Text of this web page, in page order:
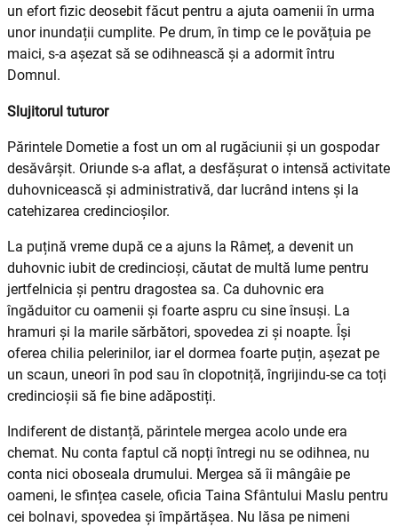
un efort fizic deosebit făcut pentru a ajuta oamenii în urma
unor inundații cumplite. Pe drum, în timp ce le povățuia pe
maici, s-a așezat să se odihnească și a adormit întru
Domnul.
Slujitorul tuturor
Părintele Dometie a fost un om al rugăciunii și un gospodar
desă­vârșit. Oriunde s-a aflat, a desfă­șu­rat o intensă activitate
duhovnicească și administrativă, dar lucrând intens și la
catehizarea credincio­șilor.
La puțină vreme după ce a ajuns la Râmeț, a devenit un
duhovnic iubit de credincioși, căutat de multă lume pentru
jertfelnicia și pentru dragostea sa. Ca duhovnic era
îngăduitor cu oamenii și foarte aspru cu sine însuși. La
hramuri și la marile sărbători, spovedea zi și noapte. Își
oferea chilia pelerinilor, iar el dormea foarte puțin, așezat pe
un scaun, uneori în pod sau în clopotniță, îngrijindu-se ca toți
credincioșii să fie bine adăpostiți.
Indiferent de distanță, părintele mergea acolo unde era
chemat. Nu conta faptul că nopți întregi nu se odihnea, nu
conta nici oboseala drumului. Mergea să îi mângâie pe
oameni, le sfințea casele, oficia Taina Sfântului Maslu pentru
cei bolnavi, spovedea și împărtășea. Nu lăsa pe nimeni